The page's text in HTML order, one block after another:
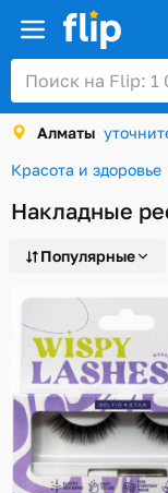
Алматы
Красота и здоровье
Накладные
Популярные
Войти /
Каталог
Скидки и акции
Подарочные
Заказы
Посылки
Алматы
Корзина
Избранное
История